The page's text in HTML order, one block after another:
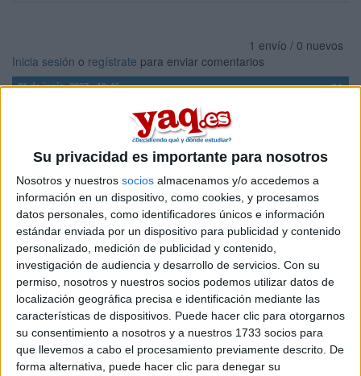
Su privacidad es importante para nosotros
Nosotros y nuestros socios almacenamos y/o accedemos a
información en un dispositivo, como cookies, y procesamos
datos personales, como identificadores únicos e información
estándar enviada por un dispositivo para publicidad y contenido
personalizado, medición de publicidad y contenido,
investigación de audiencia y desarrollo de servicios. Con su
permiso, nosotros y nuestros socios podemos utilizar datos de
localización geográfica precisa e identificación mediante las
características de dispositivos. Puede hacer clic para otorgarnos
su consentimiento a nosotros y a nuestros 1733 socios para
que llevemos a cabo el procesamiento previamente descrito. De
forma alternativa, puede hacer clic para denegar su
1 envío / 0 nuevos
Inicia sesión o regístrate para enviar comentarios
21 de junio, 2007 - 19:46 #1
Desconectado
Hola soy becario del mec, y me voy del 19 de agosto al 8 de
septiembre a la zona norte de londres, hay alguien que vya
también???
mi correo eselchicodeal_lado@hotmail.com
Inicio
Etiquetas: La pregunta del millón